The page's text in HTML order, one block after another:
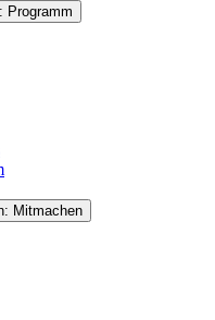
Programm
Mitmachen